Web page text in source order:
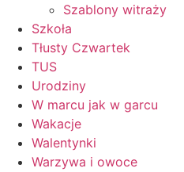
Szablony witraży
Szkoła
Tłusty Czwartek
TUS
Urodziny
W marcu jak w garcu
Wakacje
Walentynki
Warzywa i owoce